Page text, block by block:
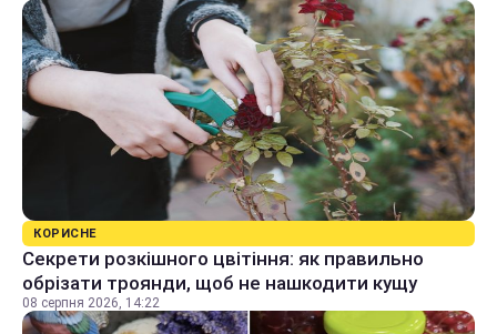
КОРИСНЕ
Секрети розкішного цвітіння: як правильно
обрізати троянди, щоб не нашкодити кущу
08 серпня 2026, 14:22